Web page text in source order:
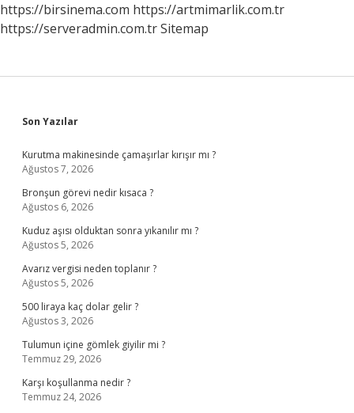
https://birsinema.com https://artmimarlik.com.tr
https://serveradmin.com.trSitemap
Sidebar
Son Yazılar
Kurutma makinesinde çamaşırlar kırışır mı ?
Ağustos 7, 2026
Bronşun görevi nedir kısaca ?
Ağustos 6, 2026
Kuduz aşısı olduktan sonra yıkanılır mı ?
Ağustos 5, 2026
Avarız vergisi neden toplanır ?
Ağustos 5, 2026
500 liraya kaç dolar gelir ?
Ağustos 3, 2026
Tulumun içine gömlek giyilir mi ?
Temmuz 29, 2026
Karşı koşullanma nedir ?
Temmuz 24, 2026